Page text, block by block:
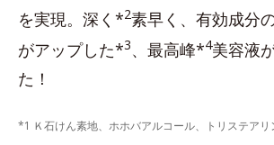
を実現。深く*2素早く、有効成分
がアップした*3、最高峰*4美容液
た！
*1 Ｋ石けん素地、ホホバアルコール、トリステア